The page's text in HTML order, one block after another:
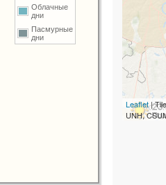
Облачные
дни
Пасмурные
дни
Leaflet|
UNH,